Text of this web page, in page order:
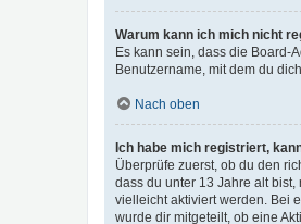
Warum kann ich mich nicht
Es kann sein, dass die Board-
Benutzername, mit dem du
Nach oben
Ich habe mich registriert,
Überprüfe zuerst, ob du den
dass du unter 13 Jahre alt
vielleicht aktiviert werden. Bei
wurde dir mitgeteilt, ob eine